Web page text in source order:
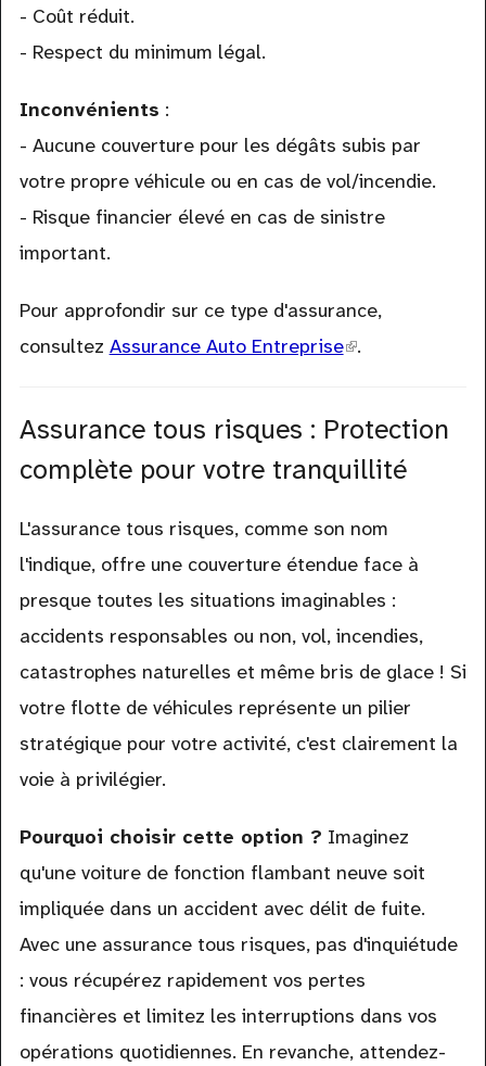
- Coût réduit.
- Respect du minimum légal.
Inconvénients :
- Aucune couverture pour les dégâts subis par
votre propre véhicule ou en cas de vol/incendie.
- Risque financier élevé en cas de sinistre
important.
Pour approfondir sur ce type d'assurance,
consultez Assurance Auto Entreprise(link
external)
.
Assurance tous risques : Protection
complète pour votre tranquillité
L'assurance tous risques, comme son nom
l'indique, offre une couverture étendue face à
presque toutes les situations imaginables :
accidents responsables ou non, vol, incendies,
catastrophes naturelles et même bris de glace ! Si
votre flotte de véhicules représente un pilier
stratégique pour votre activité, c'est clairement la
voie à privilégier.
Pourquoi choisir cette option ? Imaginez
qu'une voiture de fonction flambant neuve soit
impliquée dans un accident avec délit de fuite.
Avec une assurance tous risques, pas d'inquiétude
: vous récupérez rapidement vos pertes
financières et limitez les interruptions dans vos
opérations quotidiennes. En revanche, attendez-